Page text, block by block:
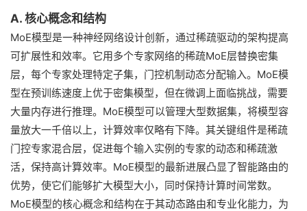
A. 核心概念和结构
MoE模型是一种神经网络设计创新，通过稀疏驱动的架构提高
可扩展性和效率。它用多个专家网络的稀疏MoE层替换密集
层，每个专家处理特定子集，门控机制动态分配输入。MoE模
型在预训练速度上优于密集模型，但在微调上面临挑战，需要
大量内存进行推理。MoE模型可以管理大型数据集，将模型容
量放大一千倍以上，计算效率仅略有下降。其关键组件是稀疏
门控专家混合层，促进每个输入实例的专家的动态和稀疏激
活，保持高计算效率。MoE模型的最新进展凸显了智能路由的
优势，使它们能够扩大模型大小，同时保持计算时间常数。
MoE模型的核心概念和结构在于其动态路由和专业化能力，为